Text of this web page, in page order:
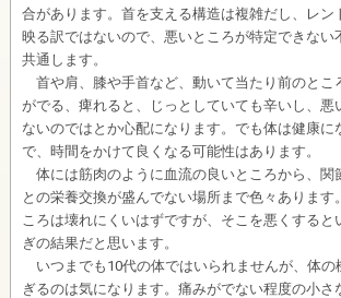
合があります。首を支える構造は複雑だし、レン
映る訳ではないので、悪いところが特定できない
共通します。
首や肩、膝や手首など、動いて当たり前のとこ
がでる、痺れると、じっとしていても辛いし、悪
ないのではとか心配になります。でも体は健康に
で、時間をかけて良くなる可能性はあります。
体には筋肉のように血流の良いところから、関
との栄養交換が盛んでない場所まで色々あります
ころは壊れにくいはずですが、そこを悪くすると
ぎの結果だと思います。
いつまでも10代の体ではいられませんが、体の
ぎるのは気になります。痛みがでない程度の小さ